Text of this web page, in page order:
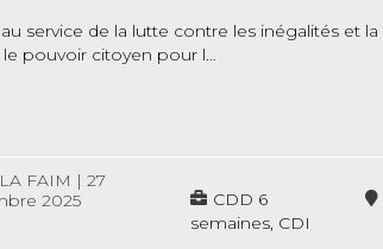
service de la lutte contre les inégalités et la
pouvoir citoyen pour l…
FAIM |27
2025
CDD 6
semaines, CDI